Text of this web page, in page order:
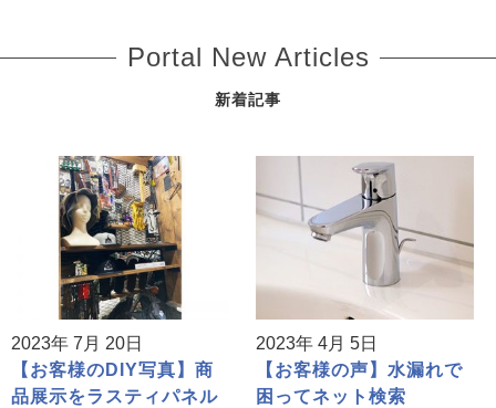
Portal New Articles
新着記事
2023年 7月 20日
【お客様のDIY写真】商
品展示をラスティパネル
2023年 4月 5日
【お客様の声】水漏れで
困ってネット検索